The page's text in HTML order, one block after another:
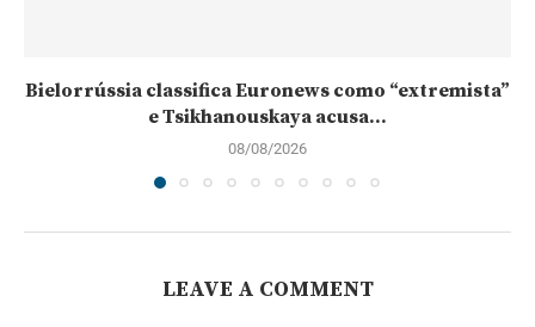
Bielorrússia classifica Euronews como “extremista”
e Tsikhanouskaya acusa...
08/08/2026
LEAVE A COMMENT